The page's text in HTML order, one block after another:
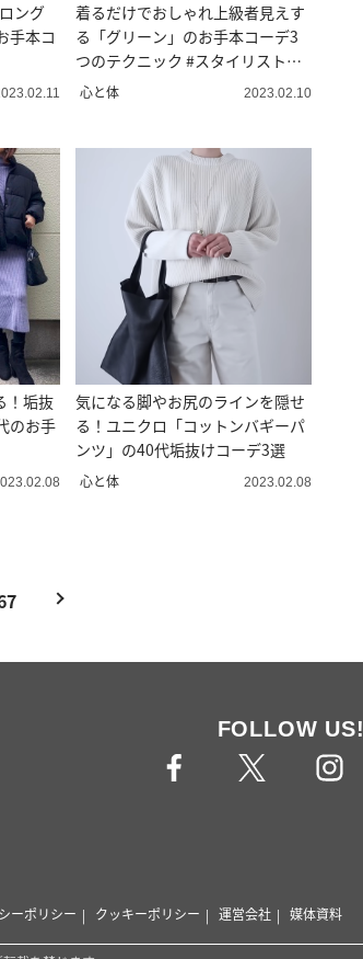
ング
手本コ
着るだけでおしゃれ上級者見えす
る「グリーン」のお手本コーデ3
つのテクニック #スタイリスト高
橋 愛直伝
心と体 2023.02.10
！垢抜
のお手
気になる脚やお尻のラインを隠せ
る！ユニクロ「コットンバギーパ
ンツ」の40代垢抜けコーデ3選
心と体 2023.02.08
FOLLOW US!
ーポリシー クッキーポリシー 運営会社 媒体資料